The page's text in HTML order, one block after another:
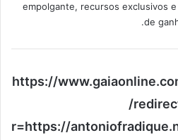
empolgante, recursos exclusivos
de
https://
/
r=https://